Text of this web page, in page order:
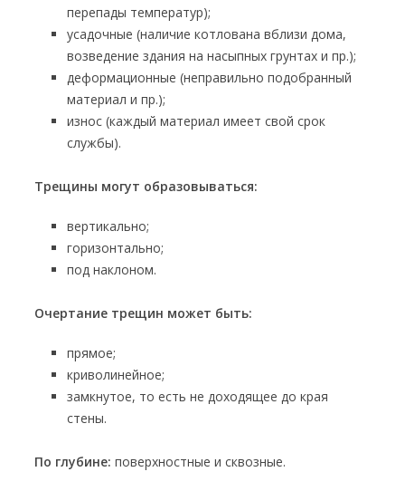
перепады температур);
усадочные (наличие котлована вблизи дома,
возведение здания на насыпных грунтах и пр.);
деформационные (неправильно подобранный
материал и пр.);
износ (каждый материал имеет свой срок
службы).
Трещины могут образовываться:
вертикально;
горизонтально;
под наклоном.
Очертание трещин может быть:
прямое;
криволинейное;
замкнутое, то есть не доходящее до края
стены.
По глубине: поверхностные и сквозные.